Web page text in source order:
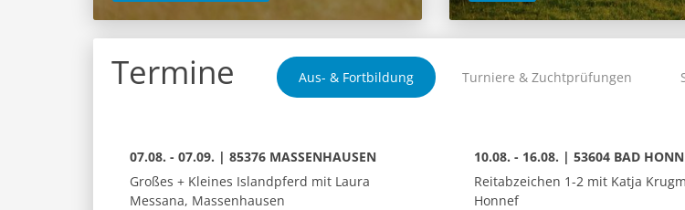
Termine Aus- & Fortbildung Turniere & Zuchtprüfungen
07.08. - 07.09. | 85376 MASSENHAUSEN
Großes + Kleines Islandpferd mit Laura
Messana, Massenhausen
10.08. - 16.08. | 53604 BAD
Reitabzeichen 1-2 mit Katja
Honnef